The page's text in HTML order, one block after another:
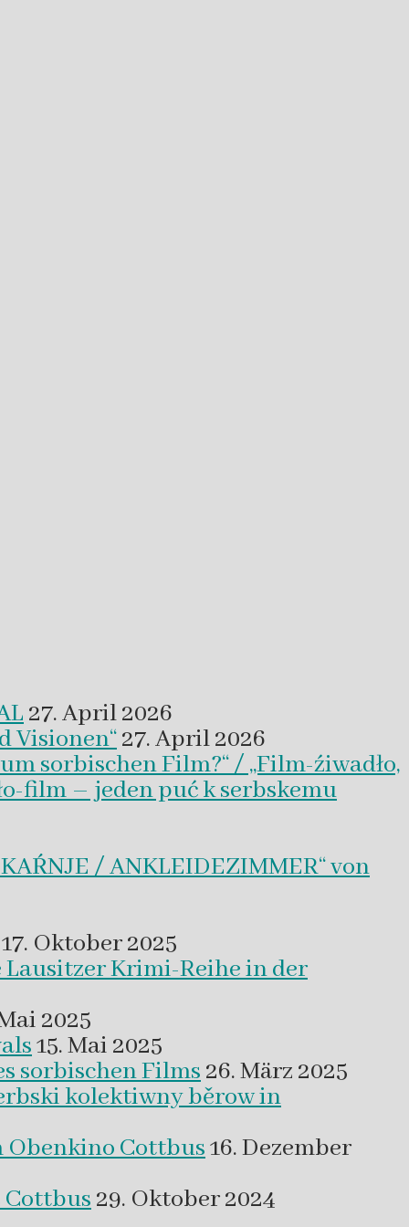
27. April 2026
Visionen“27. April 2026
sorbischen Film?“ / „Film-źiwadło,
film – jeden puć k serbskemu
/ ANKLEIDEZIMMER“ von
17. Oktober 2025
Lausitzer Krimi-Reihe in der
2025
15. Mai 2025
sorbischen Films26. März 2025
kolektiwny běrow in
Obenkino Cottbus16. Dezember
Cottbus29. Oktober 2024